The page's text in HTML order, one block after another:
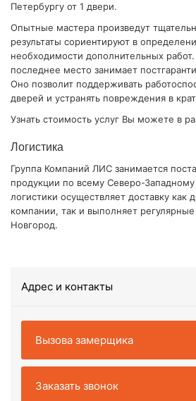
Петербургу от 1 двери.
Опытные мастера произведут
результаты сориентируют в
необходимости дополнительных
последнее место занимает
Оно позволит поддерживать
дверей и устранять повреждения в
Узнать стоимость услуг Вы можете в
Логистика
Группа Компаний ЛИС занимается
продукции по всему Северо-
логистики осуществляет доставку как
компании, так и выполняет
Новгород.
Адрес и контакты
Вызова замерщика
Заказать звонок